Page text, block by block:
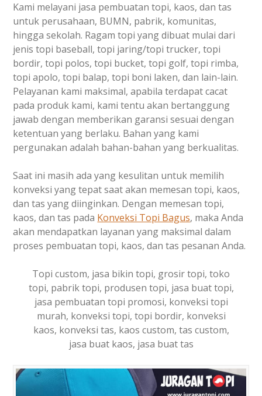
Kami melayani jasa pembuatan topi, kaos, dan tas
untuk perusahaan, BUMN, pabrik, komunitas,
hingga sekolah. Ragam topi yang dibuat mulai dari
jenis topi baseball, topi jaring/topi trucker, topi
bordir, topi polos, topi bucket, topi golf, topi rimba,
topi apolo, topi balap, topi boni laken, dan lain-lain.
Pelayanan kami maksimal, apabila terdapat cacat
pada produk kami, kami tentu akan bertanggung
jawab dengan memberikan garansi sesuai dengan
ketentuan yang berlaku. Bahan yang kami
pergunakan adalah bahan-bahan yang berkualitas.
Saat ini masih ada yang kesulitan untuk memilih
konveksi yang tepat saat akan memesan topi, kaos,
dan tas yang diinginkan. Dengan memesan topi,
kaos, dan tas pada Konveksi Topi Bagus, maka Anda
akan mendapatkan layanan yang maksimal dalam
proses pembuatan topi, kaos, dan tas pesanan Anda.
Topi custom, jasa bikin topi, grosir topi, toko
topi, pabrik topi, produsen topi, jasa buat topi,
jasa pembuatan topi promosi, konveksi topi
murah, konveksi topi, topi bordir, konveksi
kaos, konveksi tas, kaos custom, tas custom,
jasa buat kaos, jasa buat tas